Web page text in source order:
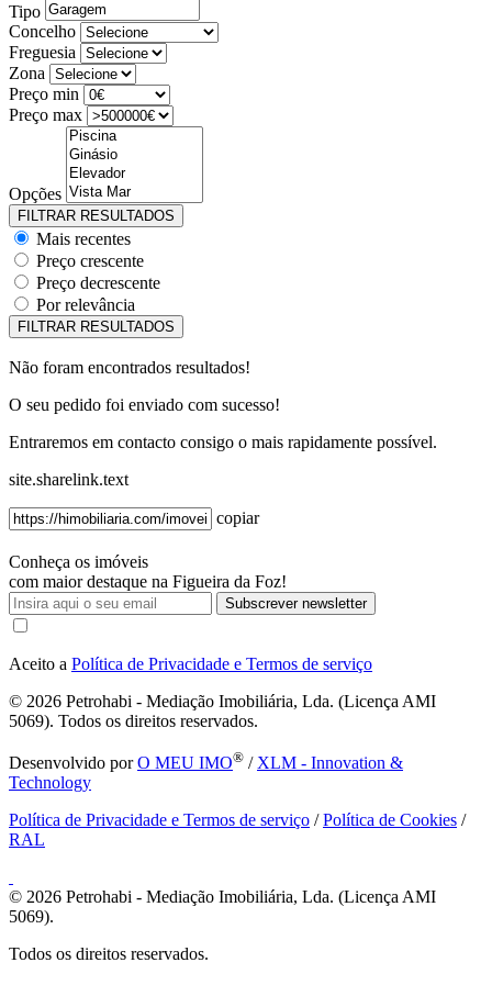
Tipo
Concelho
Freguesia
Zona
Preço min
Preço max
Opções
Mais recentes
Preço crescente
Preço decrescente
Por relevância
Não foram encontrados resultados!
O seu pedido foi enviado com sucesso!
Entraremos em contacto consigo o mais rapidamente possível.
site.sharelink.text
copiar
Conheça os imóveis
com maior destaque na Figueira da Foz!
Subscrever newsletter
Aceito a Política de Privacidade e Termos de serviço
© 2026 Petrohabi - Mediação Imobiliária, Lda. (Licença AMI
5069). Todos os direitos reservados.
Desenvolvido porO MEU IMO® / XLM - Innovation &
Technology
Política de Privacidade e Termos de serviço /Política de Cookies /
RAL
© 2026 Petrohabi - Mediação Imobiliária, Lda. (Licença AMI
5069).
Todos os direitos reservados.